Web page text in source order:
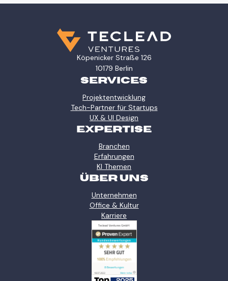
Köpenicker Straße 126
10179 Berlin
SERVICES
Projektentwicklung
Tech-Partner für Startups
UX & UI Design
EXPERTISE
Branchen
Erfahrungen
KI Themen
ÜBER UNS
Unternehmen
Office & Kultur
Karriere